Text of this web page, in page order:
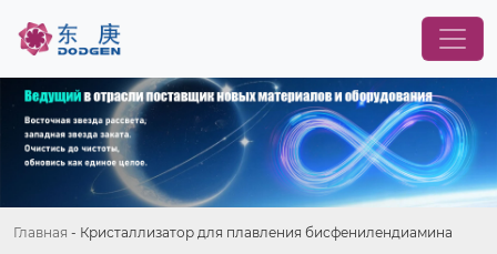
Главная - Кристаллизатор для плавления бисфенилендиамина